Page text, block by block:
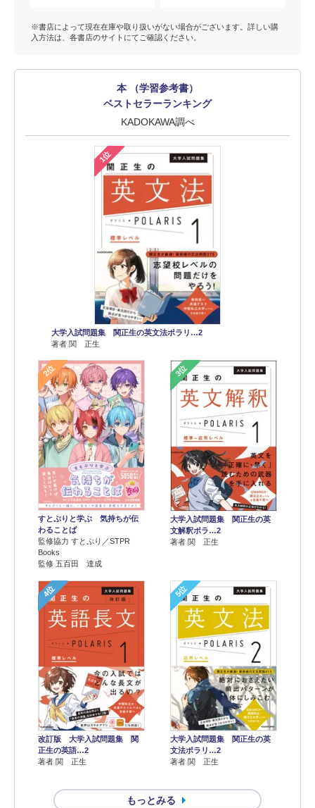
※書店によって現在在庫や取り扱いがない場合がございます。詳しい購
入方法は、各書店のサイトにてご確認ください。
本 （学習参考書）
ベストセラーランキング
KADOKAWA調べ
1位
大学入試問題集 関正生の英文法ポラリ…2
著者 関 正生
2位
すとぷりと学ぶ 気持ちが伝
わることば
監修協力 すとぷり／STPR
Books
監修 五百田 達成
3位
大学入試問題集 関正生の英
文解釈ポラ…2
著者 関 正生
4位
改訂版 大学入試問題集 関
正生の英語…2
著者 関 正生
5位
大学入試問題集 関正生の英
文法ポラリ…2
著者 関 正生
もっとみる